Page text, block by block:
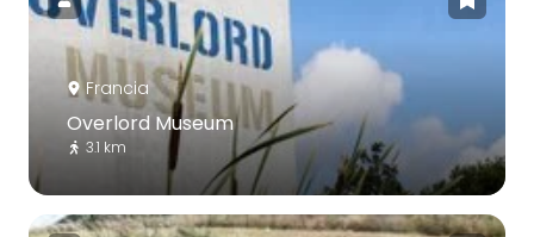
Francia
Overlord Museum
3.1 km